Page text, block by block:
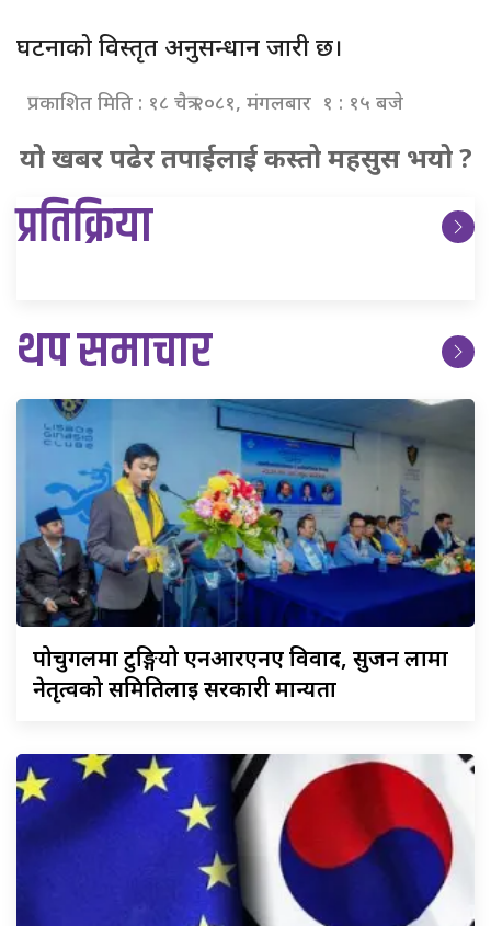
घटनाको विस्तृत अनुसन्धान जारी छ।
प्रकाशित मिति : १८ चैत्र २०८१, मंगलबार १ : १५ बजे
यो खबर पढेर तपाईलाई कस्तो महसुस भयो ?
प्रतिक्रिया
थप समाचार
पोर्चुगलमाटुङ्गियो एनआरएनए विवाद, सुजन लामा
नेतृत्वको समितिलाई सरकारी मान्यता